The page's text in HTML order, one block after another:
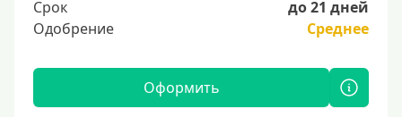
Срок
до 21 дней
Одобрение
Среднее
Оформить